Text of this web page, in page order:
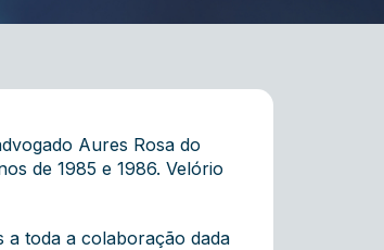
Aures Rosa do
de 1985 e 1986. Velório
a toda a colaboração dada